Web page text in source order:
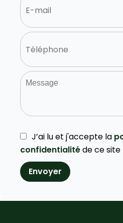
J’ai lu et j'accepte la
confidentialitéde ce site
Envoyer